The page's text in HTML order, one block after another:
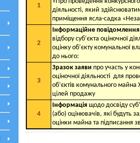
1
діяльності, який
приміщення ясла-садка
2
Інформаційне повідомлення
відбору суб’єкта оціночної
оцінку об’єкту комунальної
до нього:
3
Зразок заяви про участь у
оціночної діяльності для
об’єктів комунального майна
цілей продажу
4
Інформація щодо досвіду
(або) оцінювачів, які будуть
оцінки майна та підписання